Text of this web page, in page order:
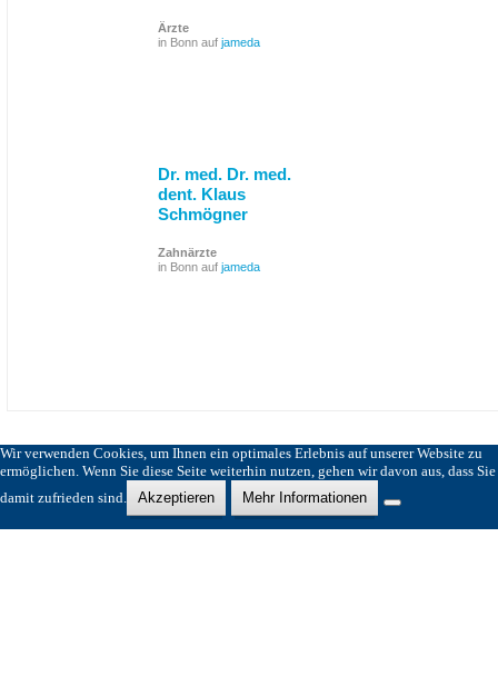
Ärzte
in Bonn auf jameda
Dr. med. Dr. med.
dent. Klaus
Schmögner
Zahnärzte
in Bonn auf jameda
Wir verwenden Cookies, um Ihnen ein optimales Erlebnis auf unserer Website zu
ermöglichen. Wenn Sie diese Seite weiterhin nutzen, gehen wir davon aus, dass Sie
damit zufrieden sind.
Akzeptieren Mehr Informationen